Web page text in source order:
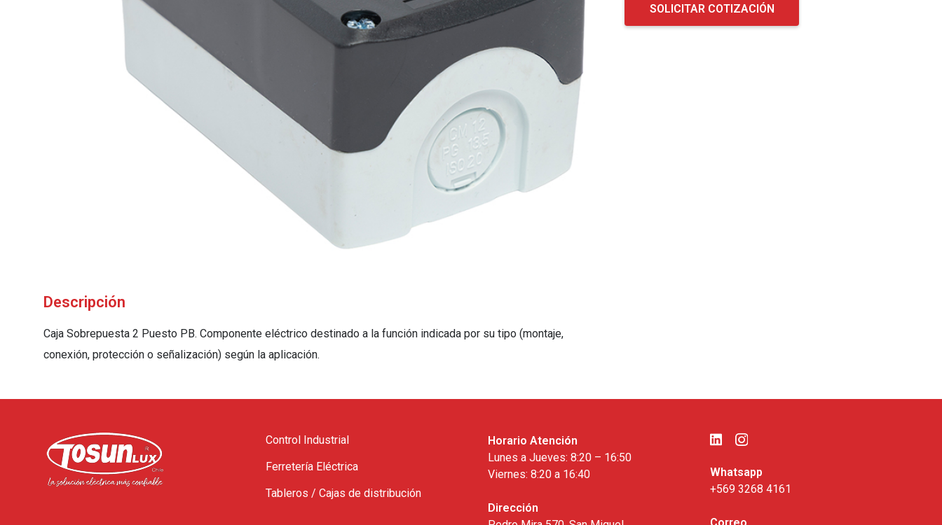
Descripción
Caja Sobrepuesta 2 Puesto PB. Componente eléctrico destinado a la función indicada por su tipo (montaje,
conexión, protección o señalización) según la aplicación.
SOLICITAR COTIZACIÓN
Control Industrial
Ferretería Eléctrica
Tableros / Cajas de distribución
Horario Atención
Lunes a Jueves: 8:20 – 16:50
Viernes: 8:20 a 16:40
Dirección
Whatsapp
+569 3268 4161